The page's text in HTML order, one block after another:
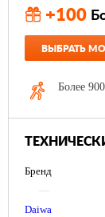
+100
ВЫБРАТЬ
Более
Бренд
—
Daiwa